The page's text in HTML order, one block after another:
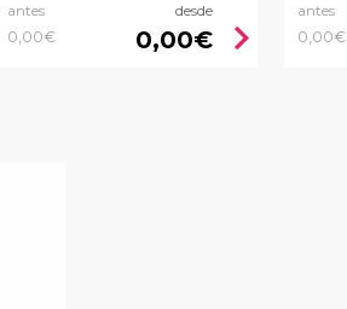
antes
0,00€
desde
0,00€ chevron_right
antes
0,00€